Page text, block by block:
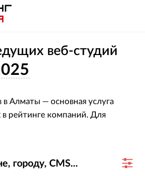
веб-студий
в Алматы — основная услуга
в рейтинге компаний. Для
рейтинга было
рейтинга больше —
городу, CMS...